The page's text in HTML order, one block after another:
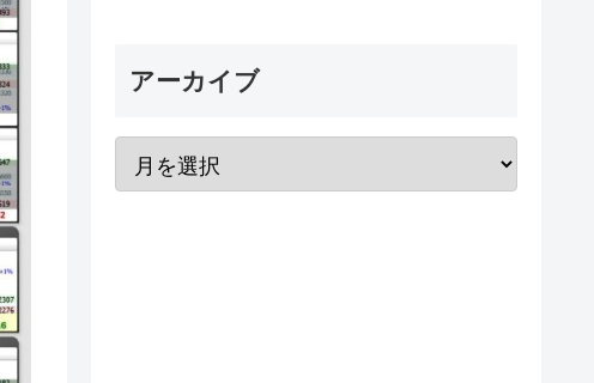
アーカイブ